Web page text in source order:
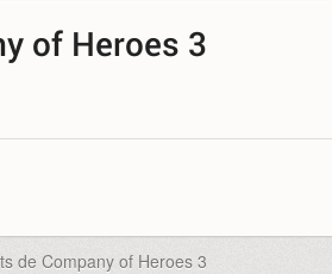
of Heroes 3
de Company of Heroes 3